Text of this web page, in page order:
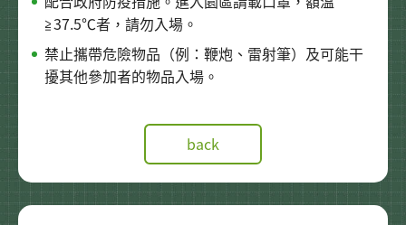
≧37.5℃者，請勿入場。
禁止攜帶危險物品（例：鞭炮、雷射筆）及可能干
擾其他參加者的物品入場。
back